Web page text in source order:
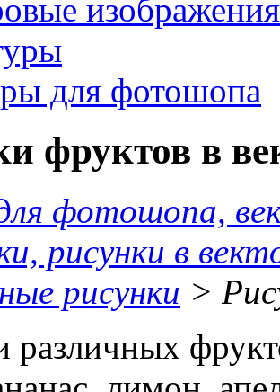
изображения
для фотошопа
фруктов в
фотошопа,
рисунки в
рисунки >
различных